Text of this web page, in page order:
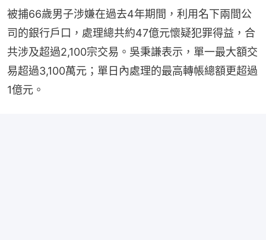
被捕66歲男子涉嫌在過去4年期間，利用名下兩間公
司的銀行戶口，處理總共約47億元懷疑犯罪得益，合
共涉及超過2,100宗交易。吳秉謙表示，單一最大額交
易超過3,100萬元；單日內處理的最高轉帳總額更超過
1億元。